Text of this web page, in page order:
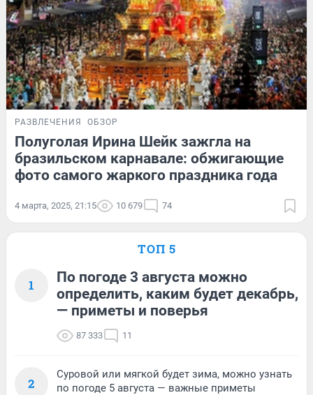
РАЗВЛЕЧЕНИЯ ОБЗОР
Полуголая Ирина Шейк зажгла на
бразильском карнавале: обжигающие
фото самого жаркого праздника года
4 марта, 2025, 21:15 10 679 74
ТОП 5
1
По погоде 3 августа можно
определить, каким будет декабрь,
— приметы и поверья
87 333 11
2
Суровой или мягкой будет зима, можно узнать
по погоде 5 августа — важные приметы